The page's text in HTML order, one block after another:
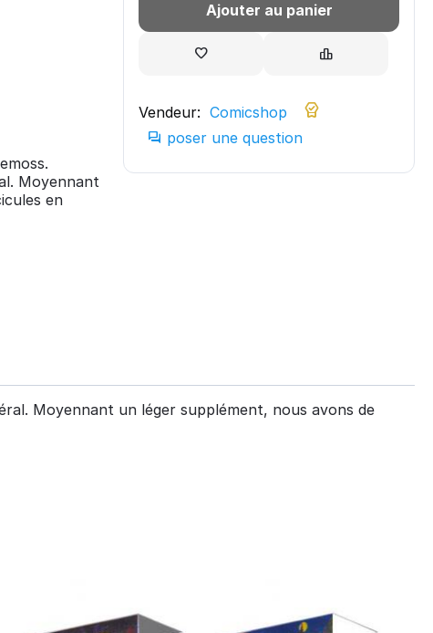
Moyennant
en
Ajouter au panier
Vendeur: Comicshop
poser une question
Moyennant un léger supplément, nous avons de